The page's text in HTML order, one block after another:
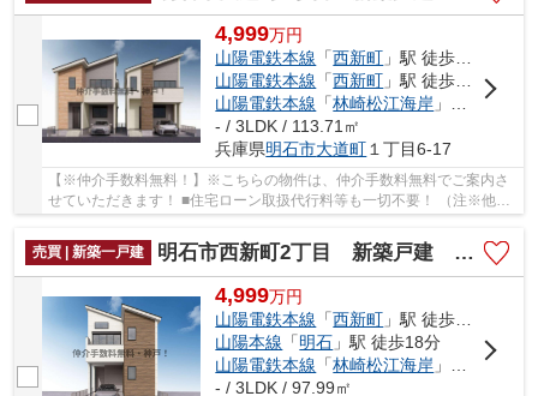
4,999万円
山陽電鉄本線 「西新町 」駅 徒歩11分
山陽電鉄本線 「西新町 」駅 徒歩11分
山陽電鉄本線 「林崎松江海岸 」駅 徒歩23分
- / 3LDK / 113.71㎡
兵庫県明石市大道町１丁目6-17
【※仲介手数料無料！】※こちらの物件は、仲介手数料無料でご案内さ
せていただきます！ ■住宅ローン取扱代行料等も一切不要！ （注※他社
売買 | 新築一戸建
明石市西新町2丁目 新築戸建 仲介手数料無料！
4,999万円
山陽電鉄本線 「西新町 」駅 徒歩4分
山陽本線 「明石 」駅 徒歩18分
山陽電鉄本線 「林崎松江海岸 」駅 徒歩22分
- / 3LDK / 97.99㎡